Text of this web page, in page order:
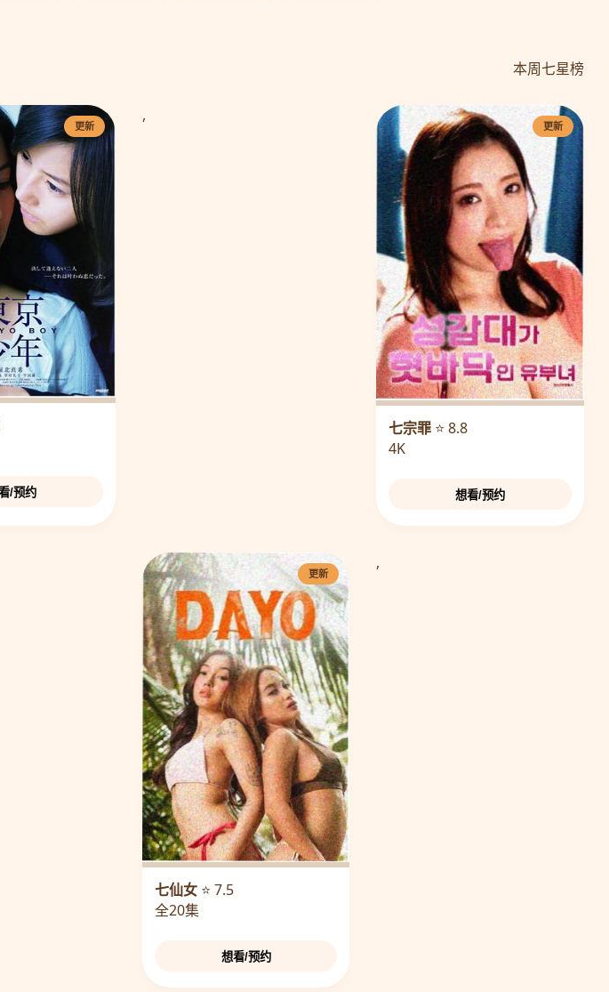
本周七星榜
更新
/预约
,
更新
七宗罪 ⭐ 8.8
4K
想看/预约
更新
七仙女⭐ 7.5
全20集
想看/预约
,